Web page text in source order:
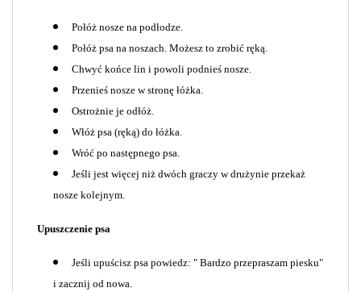
Połóż nosze na podłodze.
Połóż psa na noszach. Możesz to zrobić ręką.
Chwyć końce lin i powoli podnieś nosze.
Przenieś nosze w stronę łóżka.
Ostrożnie je odłóż.
Włóż psa (ręką) do łóżka.
Wróć po następnego psa.
Jeśli jest więcej niż dwóch graczy w drużynie przekaż
nosze kolejnym.
Upuszczenie psa
Jeśli upuścisz psa powiedz: " Bardzo przepraszam piesku"
i zacznij od nowa.